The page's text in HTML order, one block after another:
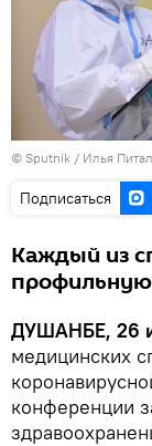
© Sputnik / Илья
Подписаться
Каждый из
ДУШАНБЕ, 26
медицинских
конференции